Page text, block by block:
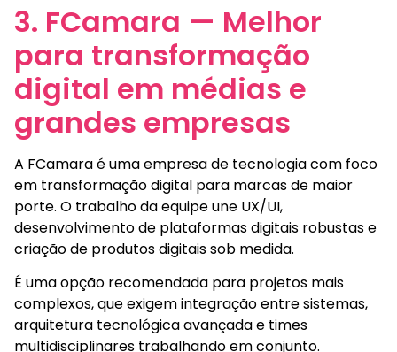
3. FCamara — Melhor
para transformação
digital em médias e
grandes empresas
A FCamara é uma empresa de tecnologia com foco
em transformação digital para marcas de maior
porte. O trabalho da equipe une UX/UI,
desenvolvimento de plataformas digitais robustas e
criação de produtos digitais sob medida.
É uma opção recomendada para projetos mais
complexos, que exigem integração entre sistemas,
arquitetura tecnológica avançada e times
multidisciplinares trabalhando em conjunto.